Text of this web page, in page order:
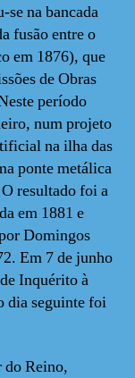
na bancada
fusão entre o
em 1876), que
de Obras
período
num projeto
na ilha das
ponte metálica
resultado foi a
em 1881 e
Domingos
Em 7 de junho
Inquérito à
dia seguinte foi
do Reino,